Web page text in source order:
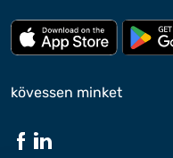
Töltse
kövessen minket